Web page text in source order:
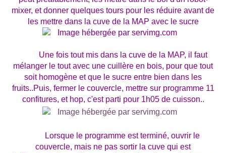
mixer, et donner quelques tours pour les réduire avant de
les mettre dans la cuve de la MAP avec le sucre
Une fois tout mis dans la cuve de la MAP, il faut
mélanger le tout avec une cuillère en bois, pour que tout
soit homogène et que le sucre entre bien dans les
fruits..Puis, fermer le couvercle, mettre sur programme 11
confitures, et hop, c'est parti pour 1h05 de cuisson..
Lorsque le programme est terminé, ouvrir le
couvercle, mais ne pas sortir la cuve qui est